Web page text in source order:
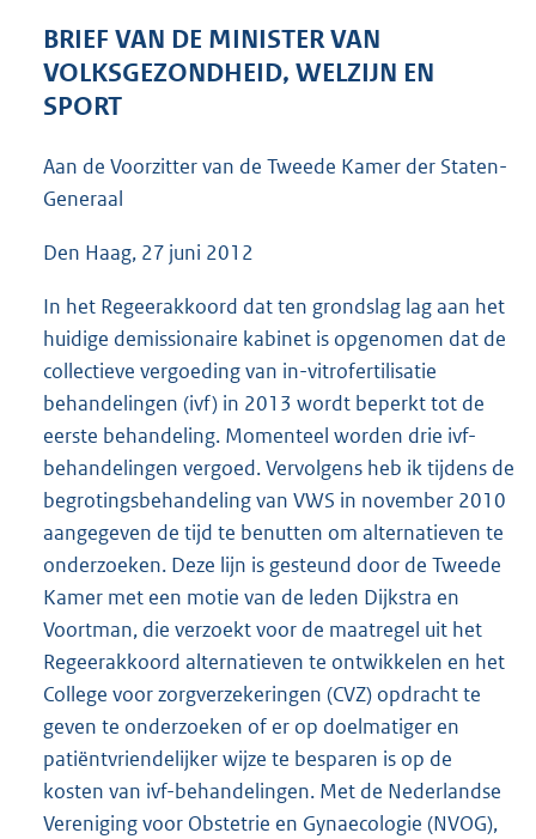
K
b
BRIEF VAN DE MINISTER VAN
VOLKSGEZONDHEID, WELZIJN EN
SPORT
Aan de Voorzitter van de Tweede Kamer der Staten-
Generaal
Den Haag, 27 juni 2012
In het Regeerakkoord dat ten grondslag lag aan het
huidige demissionaire kabinet is opgenomen dat de
collectieve vergoeding van in-vitrofertilisatie
behandelingen (ivf) in 2013 wordt beperkt tot de
eerste behandeling. Momenteel worden drie ivf-
behandelingen vergoed. Vervolgens heb ik tijdens de
begrotingsbehandeling van VWS in november 2010
aangegeven de tijd te benutten om alternatieven te
onderzoeken. Deze lijn is gesteund door de Tweede
Kamer met een motie van de leden Dijkstra en
Voortman, die verzoekt voor de maatregel uit het
Regeerakkoord alternatieven te ontwikkelen en het
College voor zorgverzekeringen (CVZ) opdracht te
geven te onderzoeken of er op doelmatiger en
patiëntvriendelijker wijze te besparen is op de
kosten van ivf-behandelingen. Met de Nederlandse
Vereniging voor Obstetrie en Gynaecologie (NVOG),